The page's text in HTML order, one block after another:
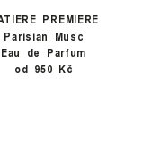
PREMIERE
Parisian Musc
Eau de Parfum
od 950 Kč